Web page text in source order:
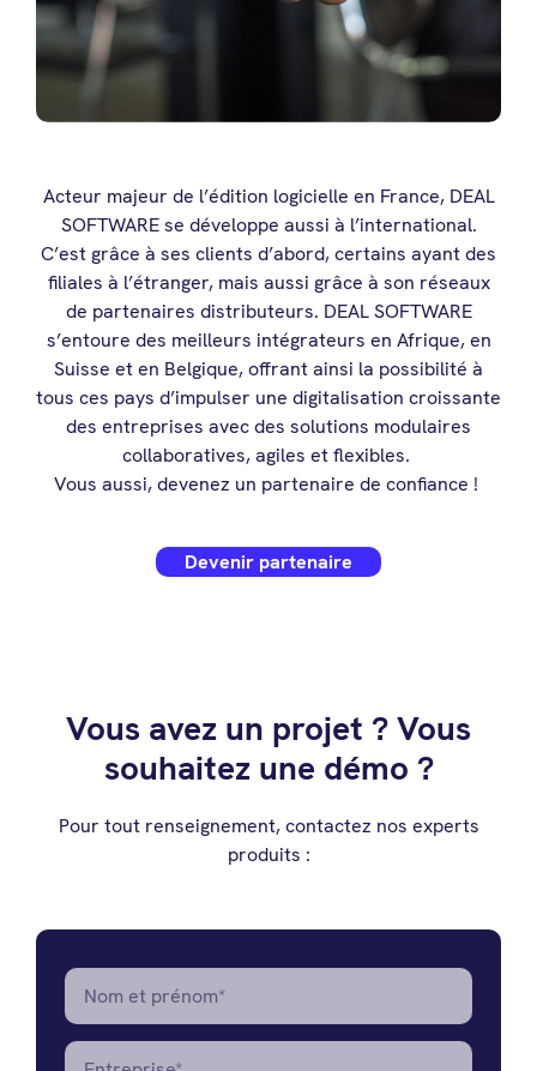
Acteur majeur de l’édition logicielle en France, DEAL
SOFTWARE se développe aussi à l’international.
C’est grâce à ses clients d’abord, certains ayant des
filiales à l’étranger, mais aussi grâce à son réseaux
de partenaires distributeurs. DEAL SOFTWARE
s’entoure des meilleurs intégrateurs en Afrique, en
Suisse et en Belgique, offrant ainsi la possibilité à
tous ces pays d’impulser une digitalisation croissante
des entreprises avec des solutions modulaires
collaboratives, agiles et flexibles.
Vous aussi, devenez un partenaire de confiance !
Devenir partenaire
Vous avez un projet ? Vous
souhaitez une démo ?
Pour tout renseignement, contactez nos experts
produits :